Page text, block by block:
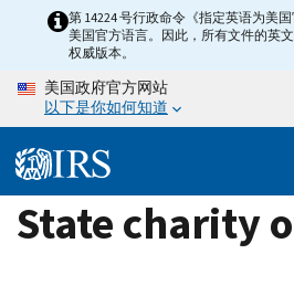
content
第 14224 号行政命令《指定英语为美
美国官方语言。因此，所有文件的英
权威版本。
美国政府官方网站
以下是你如何知道
State charity